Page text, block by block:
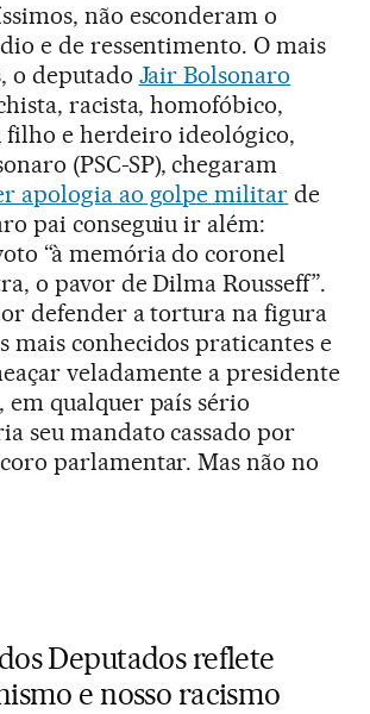
não esconderam o
e de ressentimento. O mais
o deputado Jair Bolsonaro
racista, homofóbico,
filho e herdeiro ideológico,
(PSC-SP), chegaram
apologia ao golpe militar de
pai conseguiu ir além:
“à memória do coronel
o pavor de Dilma Rousseff”.
defender a tortura na figura
mais conhecidos praticantes e
veladamente a presidente
em qualquer país sério
seu mandato cassado por
parlamentar. Mas não no
Deputados reflete
e nosso racismo